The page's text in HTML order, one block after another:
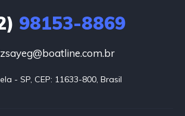
98153-8869
- SP, CEP: 11633-800, Brasil